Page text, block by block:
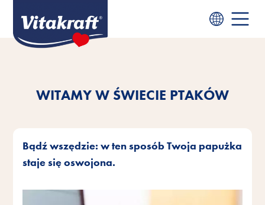
WITAMY W ŚWIECIE PTAKÓW
Bądź wszędzie: w ten sposób Twoja papużka
staje się oswojona.